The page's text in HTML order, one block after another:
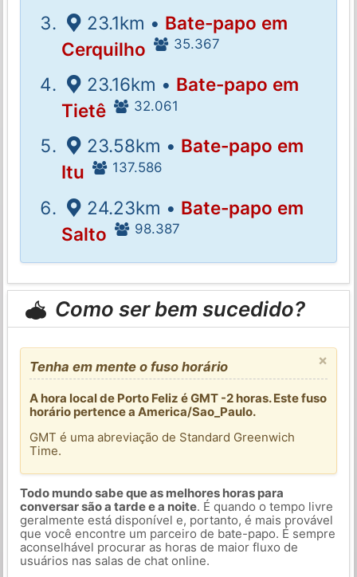
23.1km • Bate-papo em
Cerquilho
35.367
23.16km • Bate-papo em
Tietê
32.061
23.58km • Bate-papo em
Itu
137.586
24.23km • Bate-papo em
Salto
98.387
Como ser bem sucedido?
×
Tenha em mente o fuso horário
A hora local de Porto Feliz é GMT -2 horas. Este fuso
horário pertence a America/Sao_Paulo.
GMT é uma abreviação de Standard Greenwich
Time.
Todo mundo sabe que as melhores horas para
conversar são a tarde e a noite. É quando o tempo livre
geralmente está disponível e, portanto, é mais provável
que você encontre um parceiro de bate-papo. É sempre
aconselhável procurar as horas de maior fluxo de
usuários nas salas de chat online.